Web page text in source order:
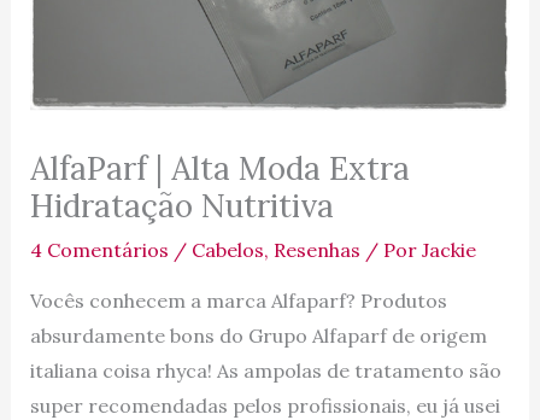
AlfaParf | Alta Moda Extra
Hidratação Nutritiva
4 Comentários / Cabelos, Resenhas / Por Jackie
Vocês conhecem a marca Alfaparf? Produtos
absurdamente bons do Grupo Alfaparf de origem
italiana coisa rhyca! As ampolas de tratamento são
super recomendadas pelos profissionais, eu já usei